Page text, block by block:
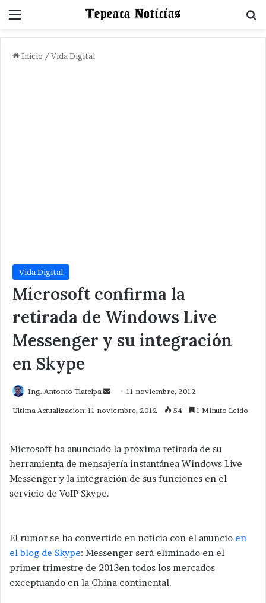
Menu
Inicio / Vida Digital
Vida Digital
Microsoft confirma la
retirada de Windows Live
Messenger y su integración
en Skype
Ing. Antonio Tlatelpa
Send11 noviembre, 2012
Ultima Actualizacion: 11 noviembre, 2012 54 1 Minuto Leido
Microsoft ha anunciado la próxima retirada de su
herramienta de mensajería instantánea Windows Live
Messenger y la integración de sus funciones en el
servicio de VoIP Skype.
El rumor se ha convertido en noticia con el anuncio en
el blog de Skype: Messenger será eliminado en el
primer trimestre de 2013en todos los mercados
exceptuando en la China continental.